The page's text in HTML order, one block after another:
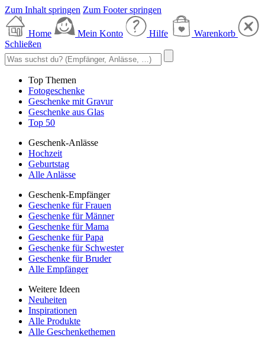
Zum Inhalt springen Zum Footer springen
Home Mein Konto Hilfe
Warenkorb
Schließen
Top Themen
Fotogeschenke
Geschenke mit Gravur
Geschenke aus Glas
Top 50
Geschenk-Anlässe
Hochzeit
Geburtstag
Alle Anlässe
Geschenk-Empfänger
Geschenke für Frauen
Geschenke für Männer
Geschenke für Mama
Geschenke für Papa
Geschenke für Schwester
Geschenke für Bruder
Alle Empfänger
Weitere Ideen
Neuheiten
Inspirationen
Alle Produkte
Alle Geschenkethemen